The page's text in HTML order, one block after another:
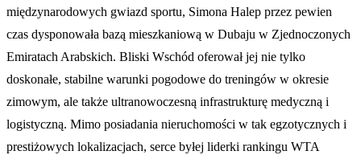
międzynarodowych gwiazd sportu, Simona Halep przez pewien
czas dysponowała bazą mieszkaniową w Dubaju w Zjednoczonych
Emiratach Arabskich. Bliski Wschód oferował jej nie tylko
doskonałe, stabilne warunki pogodowe do treningów w okresie
zimowym, ale także ultranowoczesną infrastrukturę medyczną i
logistyczną. Mimo posiadania nieruchomości w tak egzotycznych i
prestiżowych lokalizacjach, serce byłej liderki rankingu WTA